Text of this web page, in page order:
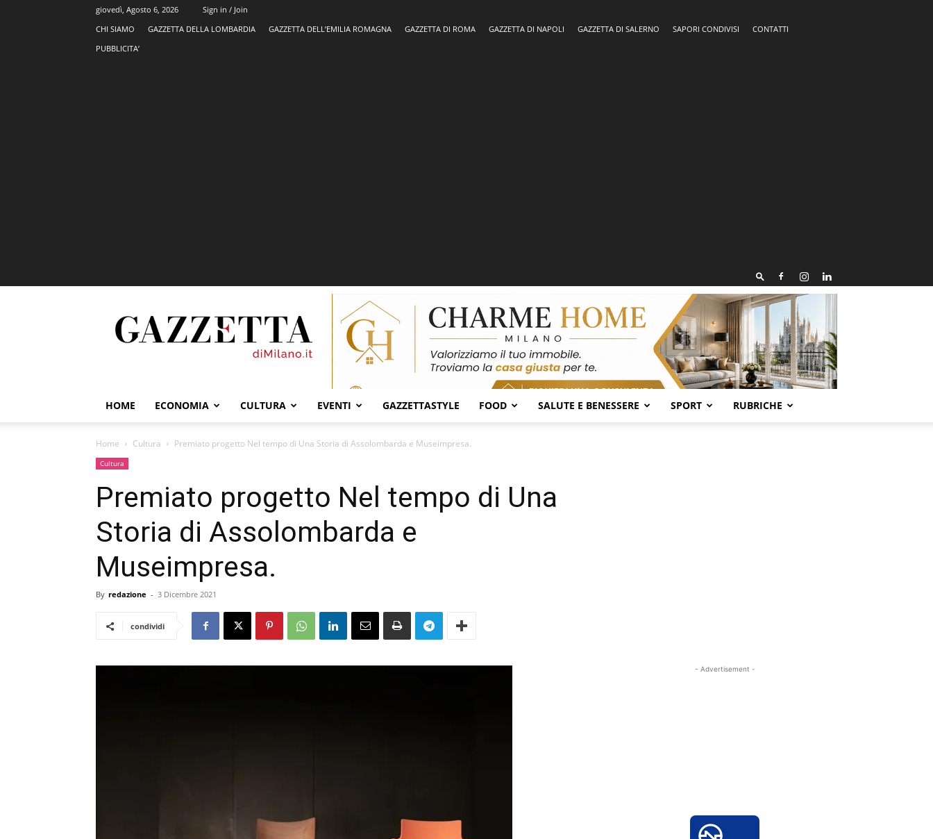
giovedì, Agosto 6, 2026
Sign in / Join
CHI SIAMO
GAZZETTA DELLA LOMBARDIA GAZZETTA DELL’EMILIA ROMAGNA GAZZETTA DI ROMA GAZZETTA DI NAPOLI GAZZETTA DI SALERNO SAPORI CONDIVISI
CONTATTI
PUBBLICITA’
HOME ECONOMIA CULTURA EVENTI GAZZETTASTYLE FOOD SALUTE E BENESSERE SPORT RUBRICHE
Home Cultura Premiato progetto Nel tempo di Una Storia di Assolombarda e Museimpresa.
Cultura
Premiato progetto Nel tempo di Una
Storia di Assolombarda e
Museimpresa.
By redazione - 3 Dicembre 2021
condividi
- Advertisement -